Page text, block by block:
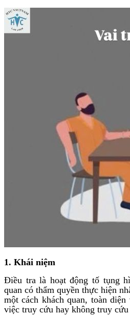
1. Khái niệm
Điều tra là hoạt động tố tụng
quan có thẩm quyền thực hiện
một cách khách quan, toàn
việc truy cứu hay không truy